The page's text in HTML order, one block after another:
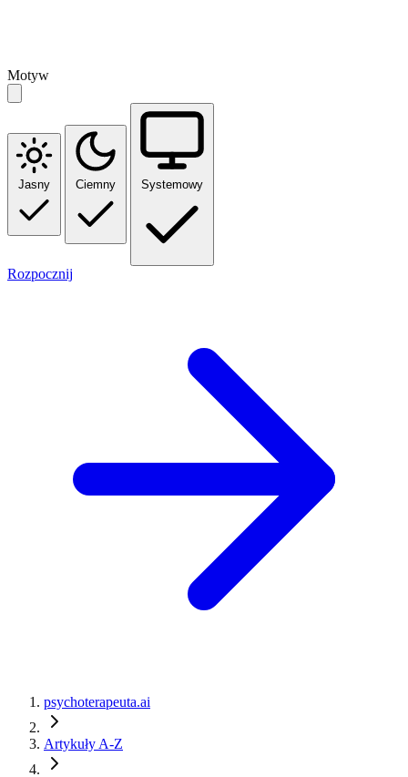
Motyw
Jasny Ciemny Systemowy
Rozpocznij
psychoterapeuta.ai
Artykuły A-Z